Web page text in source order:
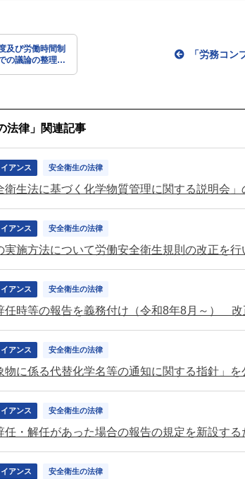
及び労働時間制
の議論の整理②
「労務コ
法律」関連記事
アンス 安全衛生の法律
衛生法に基づく化学物質管理に関する説明会
アンス 安全衛生の法律
実施方法について労働安全衛生規則の改正を行
アンス 安全衛生の法律
任時等の報告を義務付け（令和8年8月～） 改
アンス 安全衛生の法律
物に係る代替化学名等の通知に関する指針」を
アンス 安全衛生の法律
アンス 安全衛生の法律